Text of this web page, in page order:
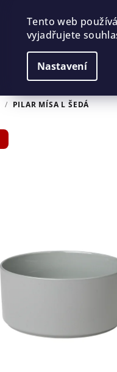
Tento web
vyjadřujete
Nastavení
/ PILAR MÍSA L ŠEDÁ